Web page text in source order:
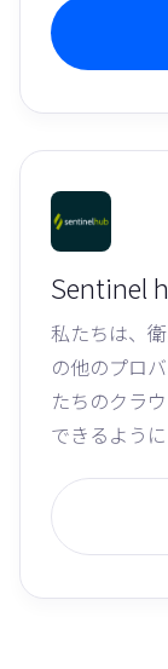
Sentinel
私たちは、
の他のプロ
たちのクラ
できるように